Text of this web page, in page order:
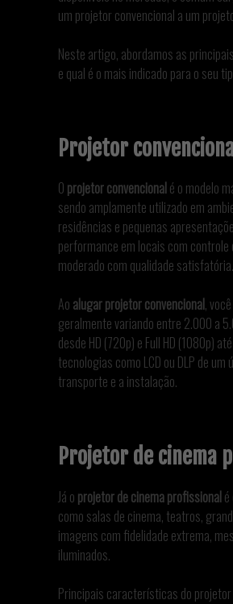
um projetor convencional a um
Neste artigo, abordamos as
e qual é o mais indicado para o seu
Projetor
O projetor convencional é o modelo
sendo amplamente utilizado em
residências e pequenas
performance em locais com
moderado com qualidade satisfatória.
Ao alugar projetor convencional,
geralmente variando entre 2.000 a
desde HD (720p) e Full HD (1080p)
tecnologias como LCD ou DLP de
transporte e a instalação.
Projetor de cinema
Já o projetor de cinema profissionalé
como salas de cinema, teatros,
imagens com fidelidade extrema,
iluminados.
Principais características do